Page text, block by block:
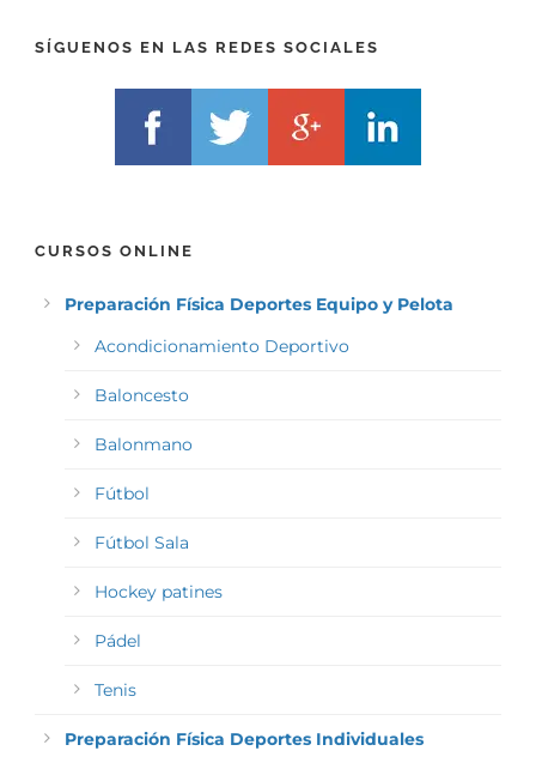
SÍGUENOS EN LAS REDES SOCIALES
CURSOS ONLINE
Preparación Física Deportes Equipo y Pelota
Acondicionamiento Deportivo
Baloncesto
Balonmano
Fútbol
Fútbol Sala
Hockey patines
Pádel
Tenis
Preparación Física Deportes Individuales